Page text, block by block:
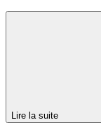
Lire la suite